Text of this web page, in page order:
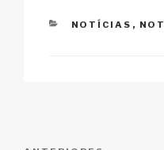
k
o
CATEGORIAS
NOTÍCIAS ,